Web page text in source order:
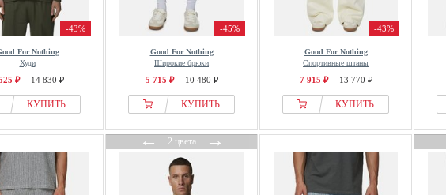
-43%
For Nothing
Худи
₽ 14 830 ₽
КУПИТЬ
-45%
Good For Nothing
Широкие брюки
5 715 ₽ 10 480 ₽
КУПИТЬ
-43%
Good For Nothing
Спортивные штаны
7 915 ₽ 13 770 ₽
КУПИТЬ
←2 цвета→